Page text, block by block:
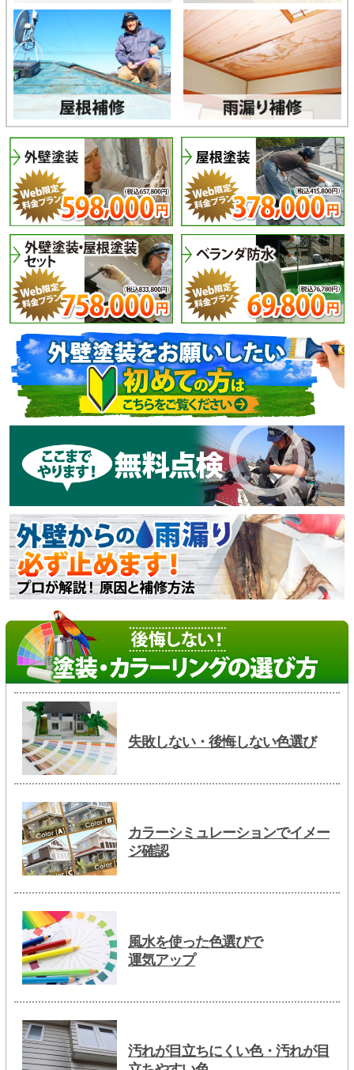
失敗しない・後悔しない色選び
カラーシミュレーションでイメー
ジ確認
風水を使った色選びで
運気アップ
汚れが目立ちにくい色・汚れが目